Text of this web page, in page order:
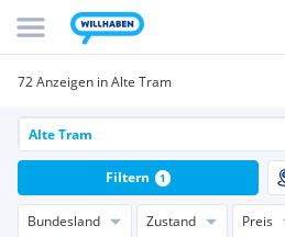
72 Anzeigen in Alte Tram
Bundesland Zustand Preis
Filtern 1